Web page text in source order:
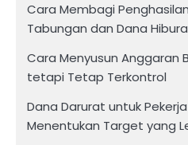
Cara Membagi
Tabungan dan Dana
Cara Menyusun Anggaran
tetapi Tetap Terkontrol
Dana Darurat untuk
Menentukan Target yang